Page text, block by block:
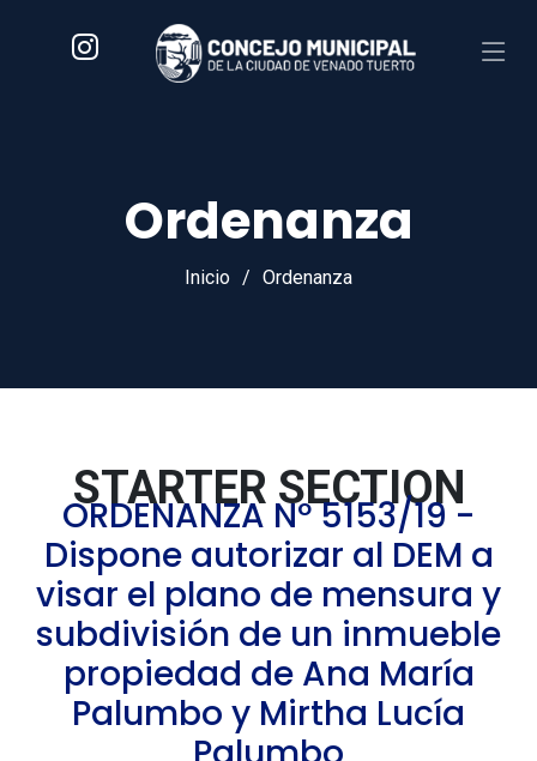
Ordenanza
Inicio Ordenanza
STARTER SECTION
ORDENANZA Nº 5153/19 -
Dispone autorizar al DEM a
visar el plano de mensura y
subdivisión de un inmueble
propiedad de Ana María
Palumbo y Mirtha Lucía